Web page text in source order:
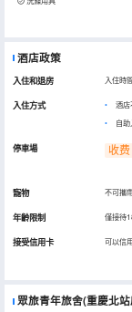
酒店政策
入住和退房 入住時
入住方式
酒店
自
停車場 收费
寵物 不可攜
年齡限制 僅接待
接受信用卡 可以信
眾旅青年旅舍(重慶北